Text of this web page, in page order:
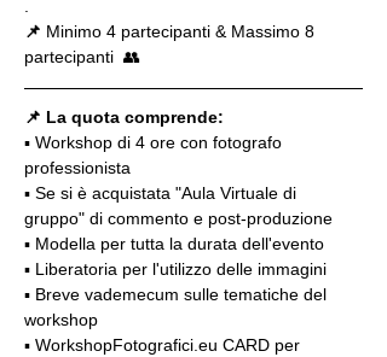
📌 Minimo 4 partecipanti & Massimo 8
partecipanti  👥
📌 La quota comprende:
▪️ Workshop di 4 ore con fotografo
professionista
▪️ Se si è acquistata "Aula Virtuale di
gruppo" di commento e post-produzione
▪️ Modella per tutta la durata dell'evento
▪️ Liberatoria per l'utilizzo delle immagini
▪️ Breve vademecum sulle tematiche del
workshop
▪️ WorkshopFotografici.eu CARD per